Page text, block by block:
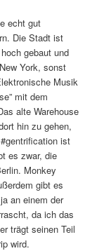
echt gut
Die Stadt ist
gebaut und
York, sonst
Musik
mit dem
alte Warehouse
hin zu gehen,
ist
es zwar, die
Monkey
gibt es
an einem der
da ich das
trägt seinen Teil
wird.